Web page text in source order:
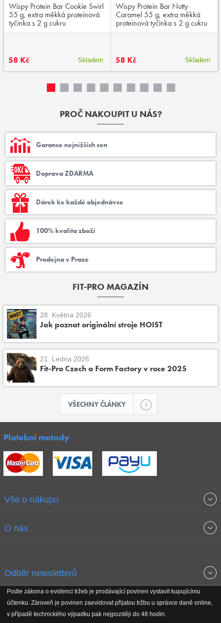
Wispy Protein Bar Cookie Swirl
55 g, extra měkká proteinová
tyčinka s 2 g cukru
58 Kč Skladem
Wispy Protein Bar Nutty
Caramel 55 g, extra měkká
proteinová tyčinka s 2 g cukru
58 Kč Skladem
PROČ NAKOUPIT U NÁS?
Garance nejnižších cen
Doprava ZDARMA
Dárek ke každé objednávce
100% kvalita zboží
Prodejna v Praze
FIT-PRO MAGAZÍN
28. Května 2026
Jak poznat originální stroje HOIST
21. Ledna 2026
Fit-Pro Czech a Form Factory v roce 2025
VŠECHNY ČLÁNKY
Platební metody
Vše o nákupu
Obchodní podmínky
Reklamační řád
O nás
Koho podporujeme
Odběr newsletterů
Podle zákona o evidenci tržeb je prodávající povinen vystavit kupujícímu
účtenku. Zároveň je povinen zaevidovat přijatou tržbu u správce daně online,
v případě technického výpadku pak nejpozději do 48 hodin.